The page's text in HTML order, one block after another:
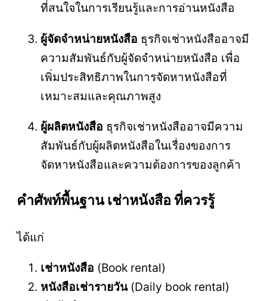
ที่สนใจในการเรียนรู้และการอ่านหนังสือ
ผู้จัดจำหน่ายหนังสือ ธุรกิจเช่าหนังสืออาจมี
ความสัมพันธ์กับผู้จัดจำหน่ายหนังสือ เพื่อ
เพิ่มประสิทธิภาพในการจัดหาหนังสือที่
เหมาะสมและคุณภาพสูง
ผู้ผลิตหนังสือ ธุรกิจเช่าหนังสืออาจมีความ
สัมพันธ์กับผู้ผลิตหนังสือในเรื่องของการ
จัดหาหนังสือและความต้องการของลูกค้า
คําศัพท์พื้นฐาน เช่าหนังสือ ที่ควรรู้
ได้แก่
เช่าหนังสือ (Book rental)
หนังสือเช่ารายวัน(Daily book rental)